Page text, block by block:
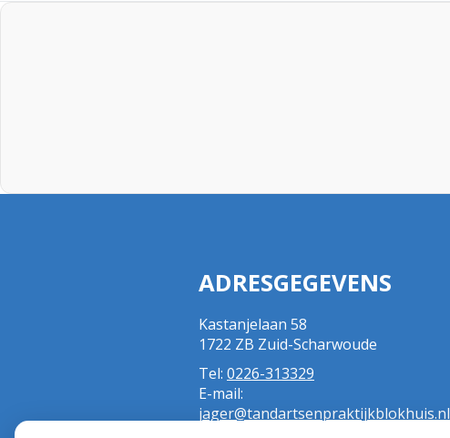
ADRESGEGEVENS
Kastanjelaan 58
1722 ZB Zuid-Scharwoude
Tel: 0226-313329
E-mail:
jager@tandartsenpraktijkblokhuis.nl